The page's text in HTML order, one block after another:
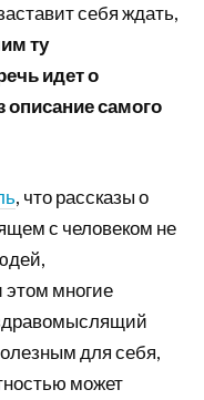
себя ждать,
ту
идет о
описание самого
, что рассказы о
с человеком не
этом многие
для себя,
может